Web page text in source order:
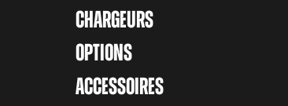
CHARGEURS
OPTIONS
ACCESSOIRES